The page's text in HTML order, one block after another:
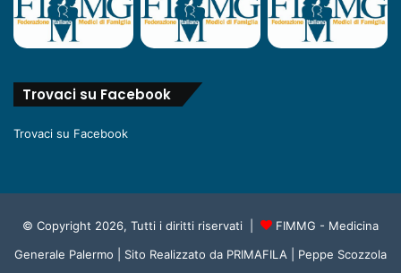
Trovaci su Facebook
Trovaci su Facebook
© Copyright 2026, Tutti i diritti riservati |
FIMMG - Medicina
Generale Palermo | Sito Realizzato da PRIMAFILA | Peppe Scozzola